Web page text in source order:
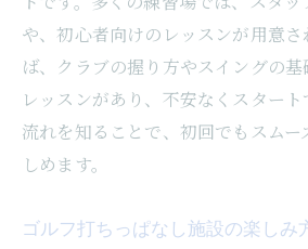
や、初心者向けのレッスンが用意さ
ば、クラブの握り方やスイングの
レッスンがあり、不安なくスター
流れを知ることで、初回でもスム
しめます。
ゴルフ打ちっぱなし施設の楽しみ